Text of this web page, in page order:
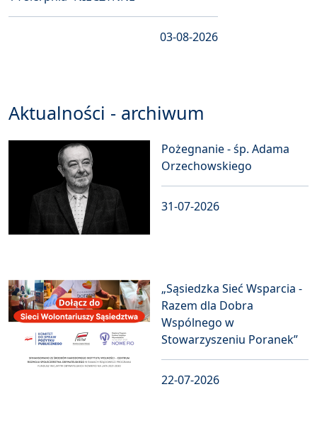
03-08-2026
Aktualności - archiwum
Pożegnanie - śp. Adama
Orzechowskiego
31-07-2026
„Sąsiedzka Sieć Wsparcia -
Razem dla Dobra
Wspólnego w
Stowarzyszeniu Poranek”
22-07-2026